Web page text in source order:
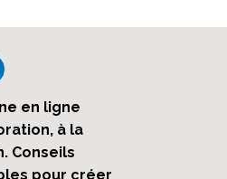
en ligne
à la
Conseils
pour créer